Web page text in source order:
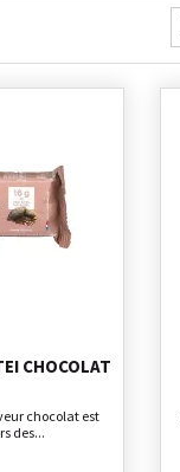
CHOCOLAT
chocolat est
des...